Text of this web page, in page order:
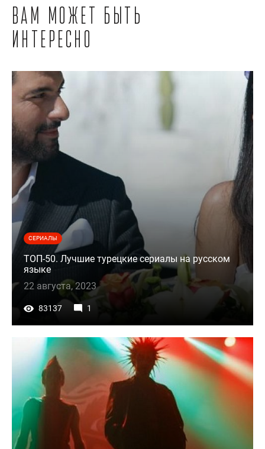
Вам может быть
интересно
СЕРИАЛЫ
ТОП-50. Лучшие турецкие сериалы на русском
языке
22 августа, 2023
83137 1